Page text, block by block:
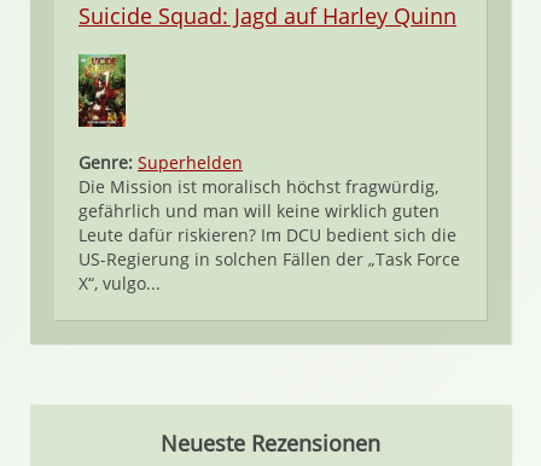
Suicide Squad: Jagd auf Harley Quinn
Genre: Superhelden
Die Mission ist moralisch höchst fragwürdig,
gefährlich und man will keine wirklich guten
Leute dafür riskieren? Im DCU bedient sich die
US-Regierung in solchen Fällen der „Task Force
X“, vulgo...
Neueste Rezensionen